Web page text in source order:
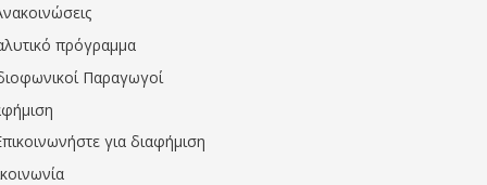
πρόγραμμα
Παραγωγοί
για διαφήμιση